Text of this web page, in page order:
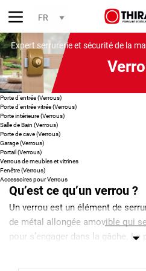
Expert serrurerie et sécurité de la
Porte d'entrée (Verrous)
Porte d'entrée vitrée (Verrous)
Porte intérieure (Verrous)
Salle de Bain (Verrous)
Porte de cave (Verrous)
Garage (Verrous)
Portail (Verrous)
Verrous de meubles et vitrines
Fenêtre (Verrous)
Accessoires pour Verrous
Qu’est ce qu’un verrou ?
Un verrou est un élément de
de métal allongée amovible qui
pour s’engager dans la gâche.